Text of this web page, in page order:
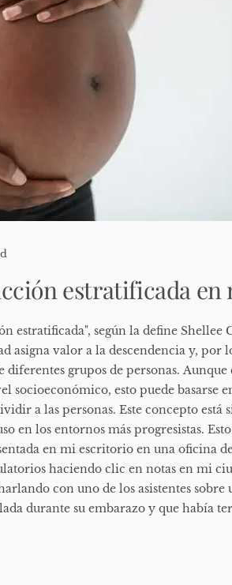
estratificada en
estratificada", según la define Shellee
asigna valor a la descendencia y, por
diferentes grupos de personas. Aunque
socioeconómico, esto puede basarse
a las personas. Este concepto está
en los entornos más progresistas.
en mi escritorio en una oficina
haciendo clic en notas en mi
con uno de los asistentes
durante su embarazo y que había